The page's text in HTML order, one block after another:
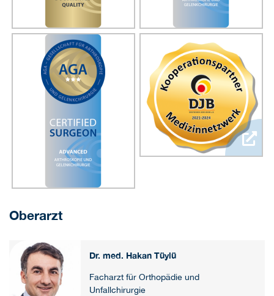
Oberarzt
Dr. med. Hakan Tüylü
Facharzt für Orthopädie und
Unfallchirurgie